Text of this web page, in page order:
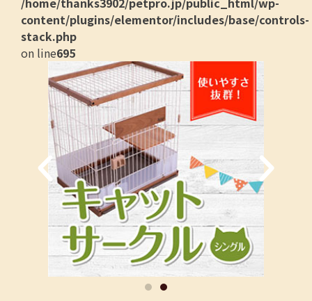
content/plugins/elementor/includes/base/controls-
stack.php
on line695